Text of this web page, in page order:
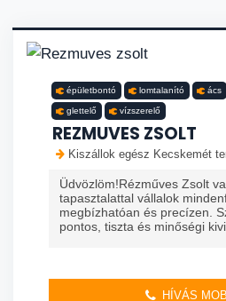
épületbontó lomtalanító ács
glettelő vízszerelő
REZMUVES ZSOLT
Kiszállok egész Kecskemét
Üdvözlöm!Rézműves Zsolt
tapasztalattal vállalok
megbízhatóan és precízen.
pontos, tiszta és minőségi
HÍVÁS